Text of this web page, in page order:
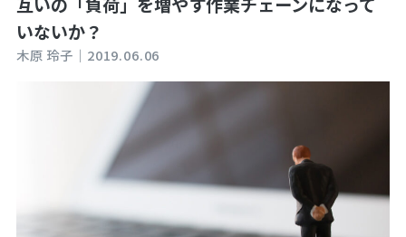
いないか？
木原 玲子｜ 2019.06.06